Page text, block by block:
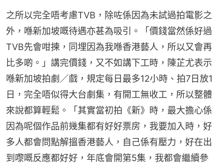
之所以完全唔考慮TVB，除咗係因為未試過拍電影之
外，喺新加坡嘅待遇亦甚為吸引。「價錢當然係好過
TVB先會咁揀，同埋因為我喺香港藝人，所以又會再
比多啲。」講完價錢，又不如講下工時，陳芷尤表示
喺新加坡拍劇／戲，規定每日最多12小時、拍7日放1
日，完全唔似得大台劇集，有開工無收工，所以整體
來說都算輕鬆。「其實當初拍《新》時，最大擔心係
因為呢個作品前幾集都有好好票房，我要加入時，好
多人都會問點解搵香港藝人，自己係有壓力，好在出
到嚟嘅反應都好好，年底會開第5集，我都會繼續參